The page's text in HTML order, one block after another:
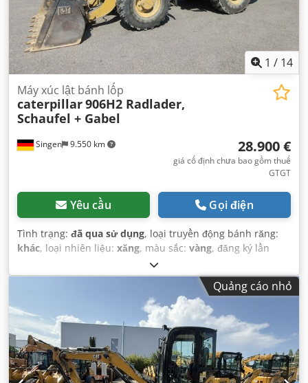
1 / 14
Singen 9.550 km
Máy xúc lật bánh lốp
caterpillar906H2 Radlader,
Schaufel + Gabel
28.900 €
giá cố định chưa bao gồm thuế
GTGT
Yêu cầu Gọi điện
Tình trạng: đã qua sử dụng, loại truyền động bánh răng:
khác, loại nhiên liệu: xăng, màu sắc: vàng, đăng ký lần
, hạng mục khí thải:
khác, Năm sản xuất:2013, giờ hoạt động:3.700 h, cabin
Quảng cáo nhỏ